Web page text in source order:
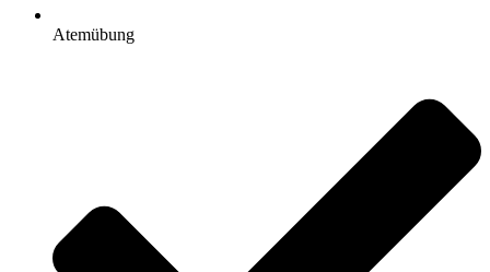
Atemübung